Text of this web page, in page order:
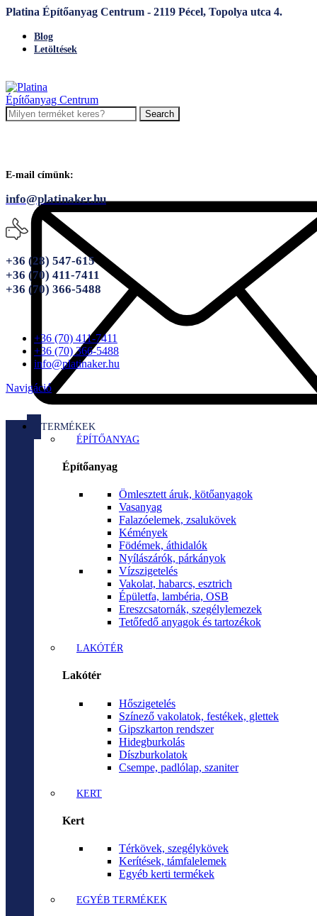
Platina Építőanyag Centrum - 2119 Pécel, Topolya utca 4.
Blog
Letöltések
Search
E-mail címünk:
info@platinaker.hu
+36 (28) 547-615
+36 (70) 411-7411
+36 (70) 366-5488
+36 (70) 411-7411
+36 (70) 366-5488
info@platinaker.hu
Navigáció
TERMÉKEK
ÉPÍTŐANYAG
Építőanyag
Ömlesztett áruk, kötőanyagok
Vasanyag
Falazóelemek, zsalukövek
Kémények
Födémek, áthidalók
Nyílászárók, párkányok
Vízszigetelés
Vakolat, habarcs, esztrich
Épületfa, lambéria, OSB
Ereszcsatornák, szegélylemezek
Tetőfedő anyagok és tartozékok
LAKÓTÉR
Lakótér
Hőszigetelés
Színező vakolatok, festékek, glettek
Gipszkarton rendszer
Hidegburkolás
Díszburkolatok
Csempe, padlólap, szaniter
KERT
Kert
Térkövek, szegélykövek
Kerítések, támfalelemek
Egyéb kerti termékek
EGYÉB TERMÉKEK